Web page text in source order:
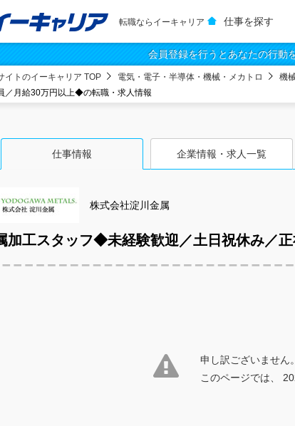
転職ならイーキャリア 仕事を探す
会員登録を行うとあなたの行動
イトのイーキャリア TOP 電気・電子・半導体・機械・メカトロ 機
／月給30万円以上◆の転職・求人情報
仕事情報 企業情報・求人一覧
株式会社淀川金属
加工スタッフ◆未経験歓迎／土日祝休み／
申し訳ございません
このページでは、